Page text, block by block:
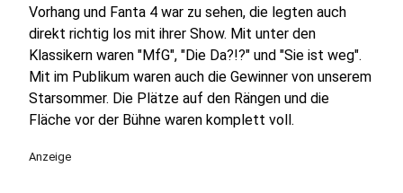
Vorhang und Fanta 4 war zu sehen, die legten auch
direkt richtig los mit ihrer Show. Mit unter den
Klassikern waren "MfG", "Die Da?!?" und "Sie ist weg".
Mit im Publikum waren auch die Gewinner von unserem
Starsommer. Die Plätze auf den Rängen und die
Fläche vor der Bühne waren komplett voll.
Anzeige